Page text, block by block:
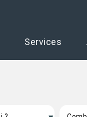
Services